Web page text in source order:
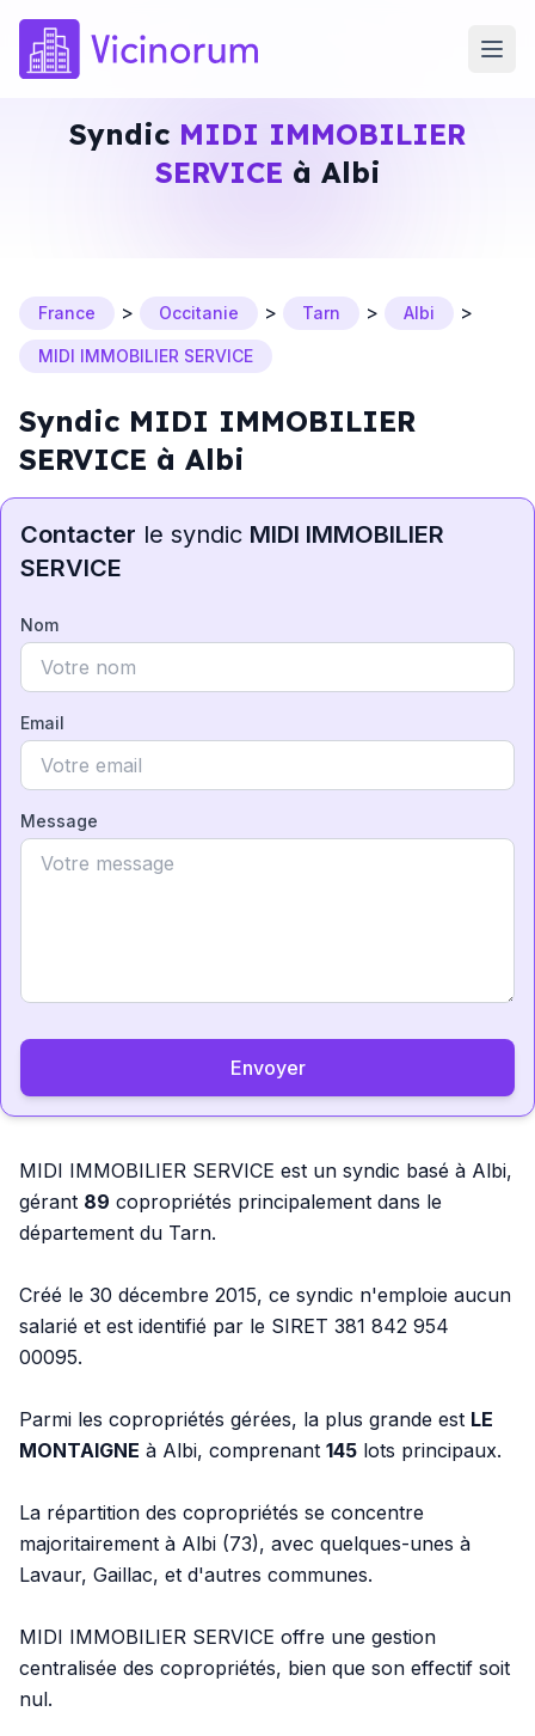
Syndic MIDI IMMOBILIER
SERVICE à Albi
France > Occitanie > Tarn > Albi >
MIDI IMMOBILIER SERVICE
Syndic MIDI IMMOBILIER
SERVICE à Albi
Contacter le syndic MIDI IMMOBILIER
SERVICE
Nom
Email
Message
Envoyer
MIDI IMMOBILIER SERVICE est un syndic basé à Albi,
gérant 89 copropriétés principalement dans le
département du Tarn.
Créé le 30 décembre 2015, ce syndic n'emploie aucun
salarié et est identifié par le SIRET 381 842 954
00095.
Parmi les copropriétés gérées, la plus grande est LE
MONTAIGNE à Albi, comprenant 145 lots principaux.
La répartition des copropriétés se concentre
majoritairement à Albi (73), avec quelques-unes à
Lavaur, Gaillac, et d'autres communes.
MIDI IMMOBILIER SERVICE offre une gestion
centralisée des copropriétés, bien que son effectif soit
nul.